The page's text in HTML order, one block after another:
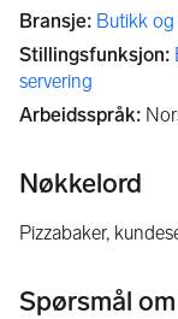
Bransje: Butikk og
Stillingsfunksjon:
servering
Arbeidsspråk:
Nøkkelord
pizzabaker,
Spørsmål